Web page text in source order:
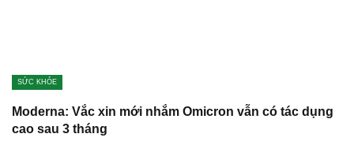
SỨC KHỎE
Moderna: Vắc xin mới nhắm Omicron vẫn có tác dụng
cao sau 3 tháng